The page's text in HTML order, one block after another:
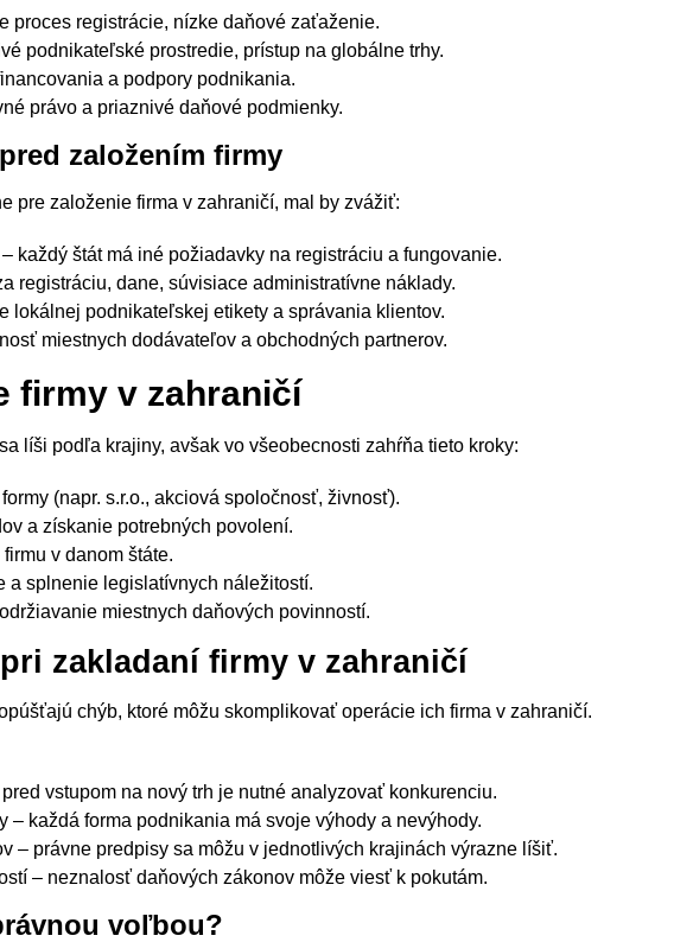
proces registrácie, nízke daňové zaťaženie.
podnikateľské prostredie, prístup na globálne trhy.
a podpory podnikania.
právo a priaznivé daňové podmienky.
založením firmy
pre založenie firma v zahraničí, mal by zvážiť:
každý štát má iné požiadavky na registráciu a fungovanie.
registráciu, dane, súvisiace administratívne náklady.
lokálnej podnikateľskej etikety a správania klientov.
miestnych dodávateľov a obchodných partnerov.
firmy v zahraničí
líši podľa krajiny, avšak vo všeobecnosti zahŕňa tieto kroky:
(napr. s.r.o., akciová spoločnosť, živnosť).
a získanie potrebných povolení.
v danom štáte.
a splnenie legislatívnych náležitostí.
miestnych daňových povinností.
zakladaní firmy v zahraničí
chýb, ktoré môžu skomplikovať operácie ich firma v zahraničí.
vstupom na nový trh je nutné analyzovať konkurenciu.
– každá forma podnikania má svoje výhody a nevýhody.
– právne predpisy sa môžu v jednotlivých krajinách výrazne líšiť.
– neznalosť daňových zákonov môže viesť k pokutám.
voľbou?